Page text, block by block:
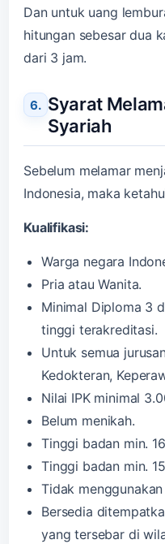
Dan untuk uang
hitungan sebesar dua
dari 3 jam.
Syarat
Syariah
Sebelum melamar
Indonesia, maka
Kualifikasi:
Warga negara
Pria atau Wanita.
Minimal Diploma 3
tinggi terakreditasi.
Untuk semua
Kedokteran,
Nilai IPK minimal
Belum menikah.
Tinggi badan min.
Tinggi badan min.
Tidak
Bersedia
yang tersebar di